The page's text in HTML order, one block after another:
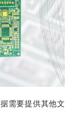
需要提供其他文